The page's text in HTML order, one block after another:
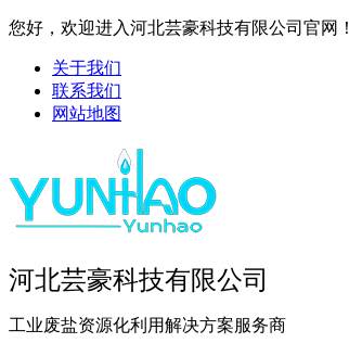
您好，欢迎进入河北芸豪科技有限公司官网！
关于我们
联系我们
网站地图
河北芸豪科技有限公司
工业废盐资源化利用解决方案服务商